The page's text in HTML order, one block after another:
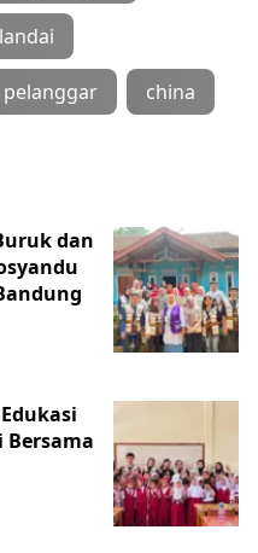
pelanggar china
dan
Bersama